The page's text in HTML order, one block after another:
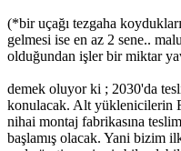
(*bir uçağı tezgaha
gelmesi ise en az 2 sene..
olduğundan işler bir miktar
demek oluyor ki ; 2030'da
konulacak. Alt yüklenicilerin
nihai montaj fabrikasına
başlamış olacak. Yani bizim